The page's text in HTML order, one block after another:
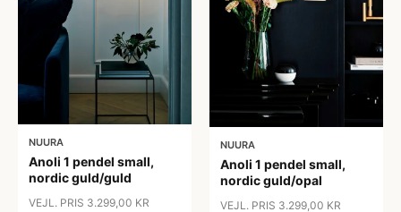
NUURA
Anoli 1 pendel small,
nordic guld/guld
VEJL. PRIS 3.299,00 KR
NUURA
Anoli 1 pendel small,
nordic guld/opal
VEJL. PRIS 3.299,00 KR